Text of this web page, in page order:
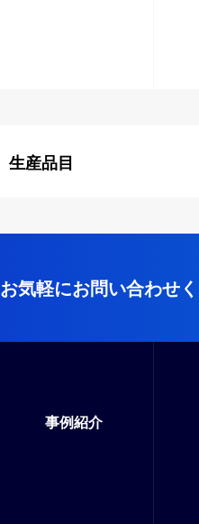
生産品目
お気軽にお問い合わせく
事例紹介